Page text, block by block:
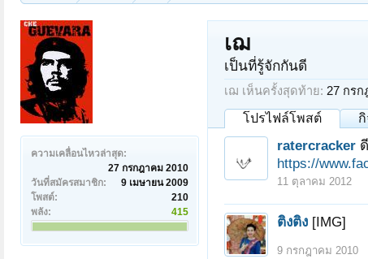
ความเคลื่อนไหวล่าสุด:
27 กรกฎาคม 2010
วันที่สมัครสมาชิก:
9 เมษายน 2009
โพสต์:
210
พลัง:
415
เฌ
เป็นที่รู้จักกันดี
เฌ เห็นครั้งสุดท้าย: 27 กร
โปรไฟล์โพสต์
ratercracker
https://
11 ตุลาคม 2012
ติงติง [IMG]
9 กรกฎาคม 2010